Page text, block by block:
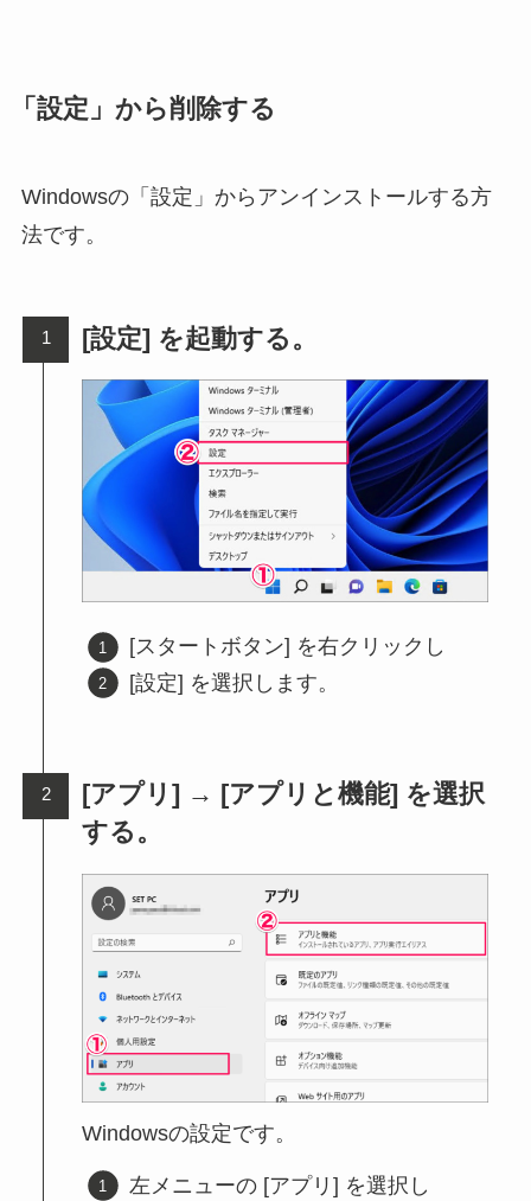
「設定」から削除する
Windowsの「設定」からアンインストールする方
法です。
[設定] を起動する。
[スタートボタン] を右クリックし
[設定] を選択します。
[アプリ] → [アプリと機能] を選択
する。
Windowsの設定です。
左メニューの [アプリ] を選択し